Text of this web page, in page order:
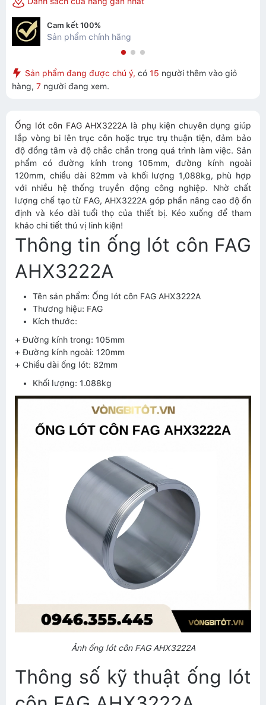
Cam kết 100%
Sản phẩm chính hãng
Sản phẩm đang được chú ý, có 15 người thêm vào giỏ
hàng, 7 người đang xem.
Ống lót côn FAG AHX3222A là phụ kiện chuyên dụng giúp
lắp vòng bi lên trục côn hoặc trục trụ thuận tiện, đảm bảo
độ đồng tâm và độ chắc chắn trong quá trình làm việc. Sản
phẩm có đường kính trong 105mm, đường kính ngoài
120mm, chiều dài 82mm và khối lượng 1,088kg, phù hợp
với nhiều hệ thống truyền động công nghiệp. Nhờ chất
lượng chế tạo từ FAG, AHX3222A góp phần nâng cao độ ổn
định và kéo dài tuổi thọ của thiết bị. Kéo xuống để tham
khảo chi tiết thú vị linh kiện!
Thông tin ống lót côn FAG
AHX3222A
Tên sản phẩm: Ống lót côn FAG AHX3222A
Thương hiệu: FAG
Kích thước:
+ Đường kính trong: 105mm
+ Đường kính ngoài: 120mm
+ Chiều dài ống lót: 82mm
Khối lượng: 1.088kg
Ảnh ống lót côn FAG AHX3222A
Thông số kỹ thuật ống lót